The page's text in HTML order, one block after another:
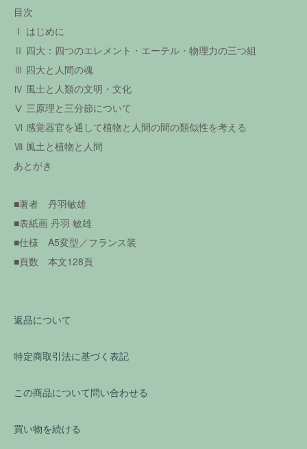
目次
Ⅰ はじめに
Ⅱ 四大：四つのエレメント・エーテル・物理力の三つ組
Ⅲ 四大と人間の魂
Ⅳ 風土と人類の文明・文化
Ⅴ 三原理と三分節について
Ⅵ 感覚器官を通して植物と人間の間の類似性を考える
Ⅶ 風土と植物と人間
あとがき
■著者 丹羽敏雄
■表紙画 丹羽 敏雄
■仕様 A5変型／フランス装
■頁数 本文128頁
返品について
特定商取引法に基づく表記
この商品について問い合わせる
買い物を続ける